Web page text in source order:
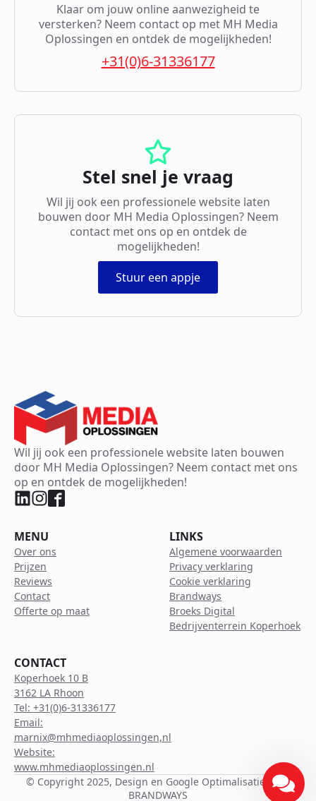
Klaar om jouw online aanwezigheid te
versterken? Neem contact op met MH Media
Oplossingen en ontdek de mogelijkheden!
+31(0)6-31336177
Stel snel je vraag
Wil jij ook een professionele website laten
bouwen door MH Media Oplossingen? Neem
contact met ons op en ontdek de
mogelijkheden!
Stuur een appje
Wil jij ook een professionele website laten bouwen
door MH Media Oplossingen? Neem contact met ons
op en ontdek de mogelijkheden!
MENU
Over ons
Prijzen
Reviews
Contact
Offerte op maat
LINKS
Algemene voorwaarden
Privacy verklaring
Cookie verklaring
Brandways
Broeks Digital
Bedrijventerrein Koperhoek
CONTACT
Koperhoek 10 B
3162 LA Rhoon
Tel: +31(0)6-31336177
Email:
marnix@mhmediaoplossingen,nl
Website:
www.mhmediaoplossingen.nl
© Copyright 2025, Design en Google Optimalisatie door
BRANDWAYS